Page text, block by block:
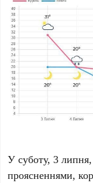
У суботу, 3 липня,
проясненнями,